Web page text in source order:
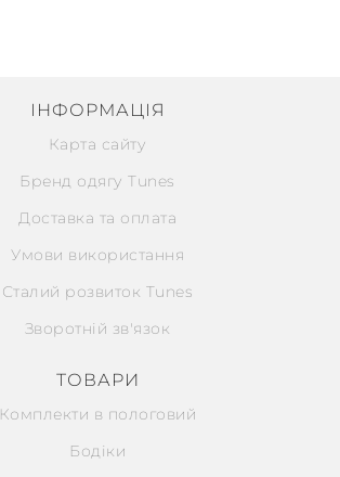
ІНФОРМАЦІЯ
Карта сайту
Бренд одягу Tunes
Доставка та оплата
Умови використання
Сталий розвиток Tunes
Зворотній зв'язок
ТОВАРИ
Комплекти в пологовий
Бодіки